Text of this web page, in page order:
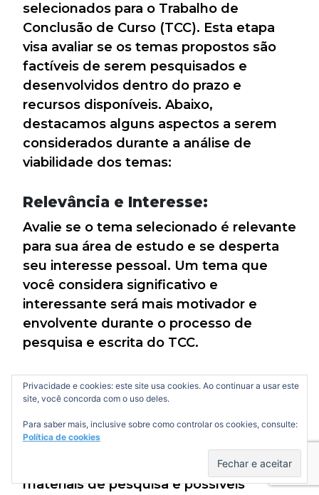
selecionados para o Trabalho de
Conclusão de Curso (TCC). Esta etapa
visa avaliar se os temas propostos são
factíveis de serem pesquisados e
desenvolvidos dentro do prazo e
recursos disponíveis. Abaixo,
destacamos alguns aspectos a serem
considerados durante a análise de
viabilidade dos temas:
Relevância e Interesse:
Avalie se o tema selecionado é relevante
para sua área de estudo e se desperta
seu interesse pessoal. Um tema que
você considera significativo e
interessante será mais motivador e
envolvente durante o processo de
pesquisa e escrita do TCC.
Disponibilidade de Recursos:
Verifique se há acesso aos recursos
necessários para realizar a pesquisa
sobre o tema escolhido. Isso inclui
acesso a bibliotecas, bases de dados,
materiais de pesquisa e possíveis
Privacidade e cookies: este site usa cookies. Ao continuar a usar este
site, você concorda com o uso deles.
Para saber mais, inclusive sobre como controlar os cookies, consulte:
Política de cookies